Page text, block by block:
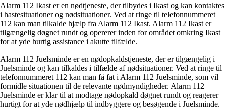
Alarm 112 Ikast er en nødtjeneste, der tilbydes i Ikast og kan kontaktes
i hastesituationer og nødsituationer. Ved at ringe til telefonnummeret
112 kan man tilkalde hjælp fra Alarm 112 Ikast. Alarm 112 Ikast er
tilgængelig døgnet rundt og opererer inden for området omkring Ikast
for at yde hurtig assistance i akutte tilfælde.
Alarm 112 Juelsminde er en nødopkaldstjeneste, der er tilgængelig i
Juelsminde og kan tilkaldes i tilfælde af nødsituationer. Ved at ringe til
telefonnummeret 112 kan man få fat i Alarm 112 Juelsminde, som vil
formidle situationen til de relevante nødmyndigheder. Alarm 112
Juelsminde er klar til at modtage nødopkald døgnet rundt og reagerer
hurtigt for at yde nødhjælp til indbyggere og besøgende i Juelsminde.